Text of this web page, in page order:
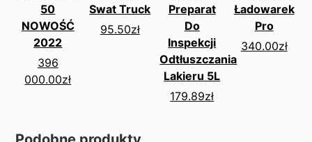
50
NOWOŚĆ
2022
396
000.00zł
Swat Truck
95.50zł
Preparat
Do
Inspekcji
Odtłuszczania
Lakieru 5L
179.89zł
Ładowarek
Pro
340.00zł